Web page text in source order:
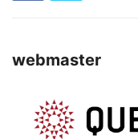
webmaster